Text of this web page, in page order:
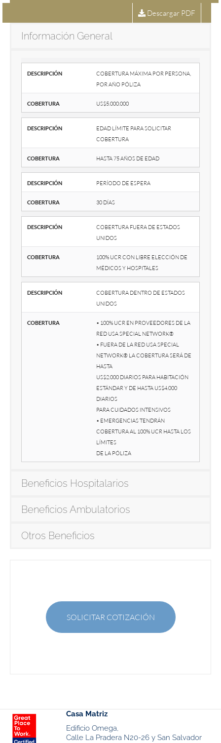
Descargar PDF
Información General
Descripción
Cobertura máxima por persona,
por año póliza
Cobertura US$5.000.000
Descripción
Edad límite para solicitar
cobertura
Cobertura Hasta 75 años de edad
Descripción Período de espera
Cobertura 30 días
Descripción
Cobertura fuera de Estados
Unidos
Cobertura
100% UCR con libre elección de
médicos y hospitales
Descripción
Cobertura dentro de Estados
Unidos
Cobertura
• 100% UCR en proveedores de la
red USA Special Network®
• Fuera de la red USA Special
Network® la cobertura será de
hasta
US$2.000 diarios para habitación
estándar y de hasta US$4.000
diarios
para cuidados intensivos
• Emergencias tendrán
cobertura al 100% UCR hasta los
límites
de la póliza
Beneficios Hospitalarios
Beneficios Ambulatorios
Otros Beneficios
SOLICITAR COTIZACIÓN
Casa Matriz
Edificio Omega,
Calle La Pradera N20-26 y San Salvador